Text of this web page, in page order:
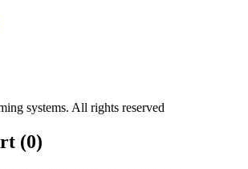
systems. All rights reserved
(0)